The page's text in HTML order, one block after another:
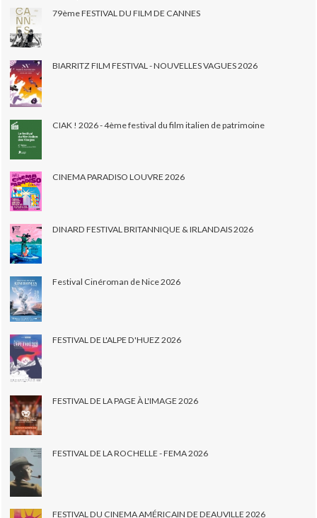
79ème FESTIVAL DU FILM DE CANNES
BIARRITZ FILM FESTIVAL - NOUVELLES VAGUES 2026
CIAK ! 2026 - 4ème festival du film italien de patrimoine
CINEMA PARADISO LOUVRE 2026
DINARD FESTIVAL BRITANNIQUE & IRLANDAIS 2026
Festival Cinéroman de Nice 2026
FESTIVAL DE L'ALPE D'HUEZ 2026
FESTIVAL DE LA PAGE À L'IMAGE 2026
FESTIVAL DE LA ROCHELLE - FEMA 2026
FESTIVAL DU CINEMA AMÉRICAIN DE DEAUVILLE 2026